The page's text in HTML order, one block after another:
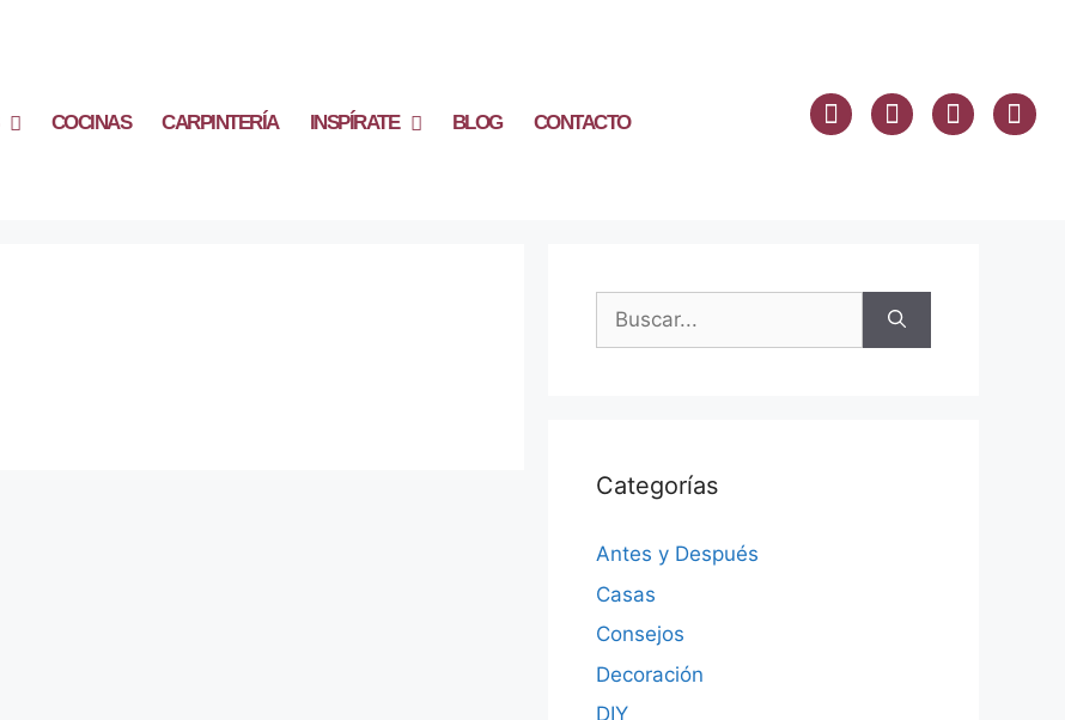
COCINAS CARPINTERÍA INSPÍRATE BLOG CONTACTO
Categorías
Antes y Después
Casas
Consejos
Decoración
DIY